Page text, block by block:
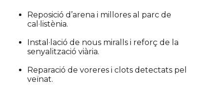
Reposició d’arena i millores al parc de
cal·listènia.
Instal·lació de nous miralls i reforç de la
senyalització viària.
Reparació de voreres i clots detectats pel
veïnat.